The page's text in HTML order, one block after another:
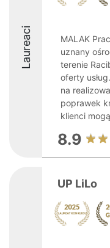
Laureaci
MALAK
uznany
terenie
oferty
na
poprawek
klienci
8.9
UP LiLo